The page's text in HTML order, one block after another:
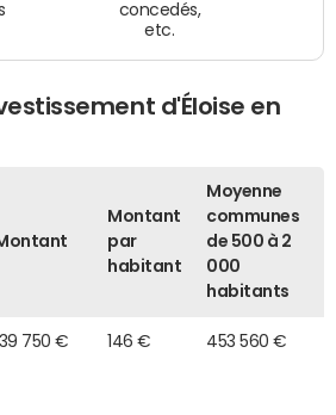
concedés,
etc.
d'Éloise en
Montant
par
habitant
Moyenne
communes
de 500 à 2
000
habitants
139 750 € 146 € 453 560 €